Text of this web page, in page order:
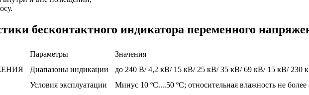
бесконтактного индикатора переменного
Параметры
Значения
Диапазоны индикации до 240 В/ 4,2 кВ/ 15 кВ/ 25 кВ/ 35 кВ/ 69 кВ/ 15 кВ/ 230
Условия эксплуатации
Минус 10 ºС....50 ºС; относительная влажность не